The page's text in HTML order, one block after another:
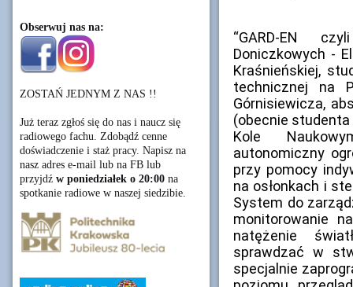
Obserwuj nas na:
ZOSTAŃ JEDNYM Z NAS !!
Już teraz zgłoś się do nas i naucz się
radiowego fachu. Zdobądź cenne
doświadczenie i staż pracy. Napisz na
nasz adres e-mail lub na FB lub
przyjdź w poniedziałek o 20:00 na
spotkanie radiowe w naszej siedzibie.
“GARD-EN
Doniczkowych -
Kraśnieńskiej,
technicznej na
Górnisiewicza,
(obecnie
Kole
autonomiczny
przy pomocy
na osłonkach i
System do
monitorowanie
natężenie
sprawdzać w
specjalnie